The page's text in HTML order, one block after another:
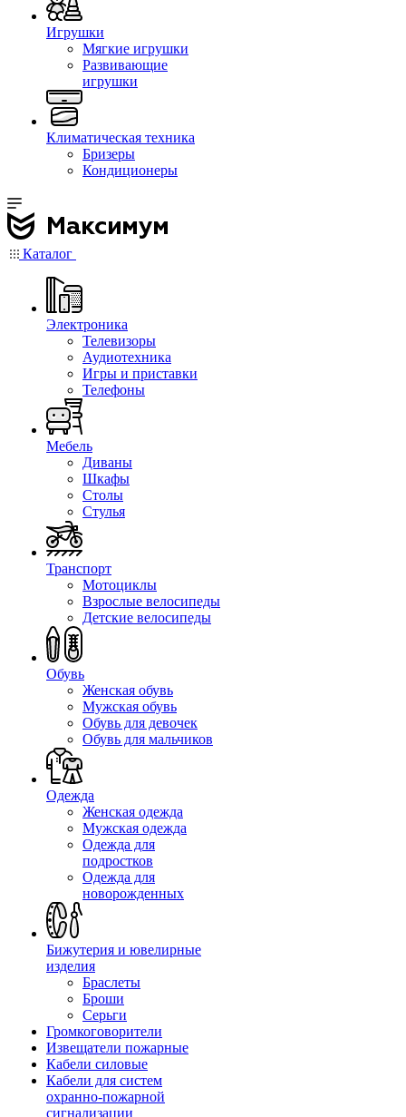
Игрушки
Мягкие игрушки
Развивающие
игрушки
Климатическая техника
Бризеры
Кондиционеры
Каталог
Электроника
Телевизоры
Аудиотехника
Игры и приставки
Телефоны
Мебель
Диваны
Шкафы
Столы
Стулья
Транспорт
Мотоциклы
Взрослые велосипеды
Детские велосипеды
Обувь
Женская обувь
Мужская обувь
Обувь для девочек
Обувь для мальчиков
Одежда
Женская одежда
Мужская одежда
Одежда для
подростков
Одежда для
новорожденных
Бижутерия и ювелирные
изделия
Браслеты
Броши
Серьги
Громкоговорители
Извещатели пожарные
Кабели силовые
Кабели для систем
охранно-пожарной
сигнализации